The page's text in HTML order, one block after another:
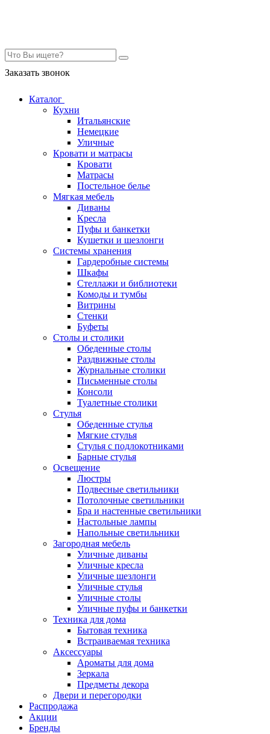
Заказать звонок
Каталог
Кухни
Итальянские
Немецкие
Уличные
Кровати и матрасы
Кровати
Матрасы
Постельное белье
Мягкая мебель
Диваны
Кресла
Пуфы и банкетки
Кушетки и шезлонги
Системы хранения
Гардеробные системы
Шкафы
Стеллажи и библиотеки
Комоды и тумбы
Витрины
Стенки
Буфеты
Столы и столики
Обеденные столы
Раздвижные столы
Журнальные столики
Письменные столы
Консоли
Туалетные столики
Стулья
Обеденные стулья
Мягкие стулья
Стулья с подлокотниками
Барные стулья
Освещение
Люстры
Подвесные светильники
Потолочные светильники
Бра и настенные светильники
Настольные лампы
Напольные светильники
Загородная мебель
Уличные диваны
Уличные кресла
Уличные шезлонги
Уличные стулья
Уличные столы
Уличные пуфы и банкетки
Техника для дома
Бытовая техника
Встраиваемая техника
Аксессуары
Ароматы для дома
Зеркала
Предметы декора
Двери и перегородки
Распродажа
Акции
Бренды